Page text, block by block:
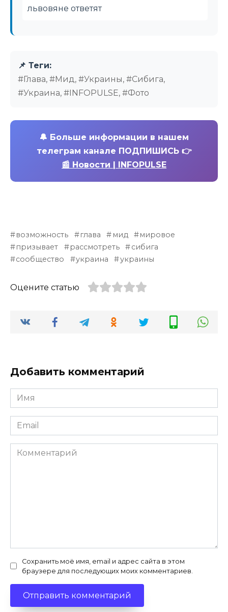
львовяне ответят
📌 Теги:
#Глава, #Мид, #Украины, #Сибига,
#Украина, #INFOPULSE, #Фото
🔔 Больше информации в нашем
телеграм канале ПОДПИШИСЬ 👉
📰 Новости | INFOPULSE
возможность глава мид
мировое
призывает
рассмотреть
сибига
сообщество
украина украины
Оцените статью
Добавить комментарий
Имя
*
Email
*
Комментарий
Сохранить моё имя, email и адрес сайта в этом
браузере для последующих моих комментариев.